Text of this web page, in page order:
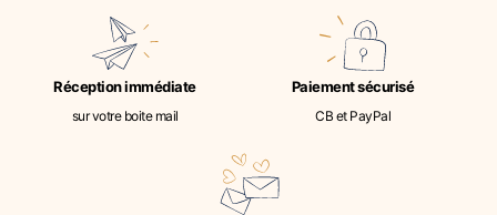
Réception immédiate
sur votre boite mail
Paiement sécurisé
CB et PayPal